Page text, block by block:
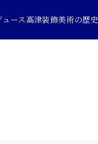
ース高津装飾美術の歴史